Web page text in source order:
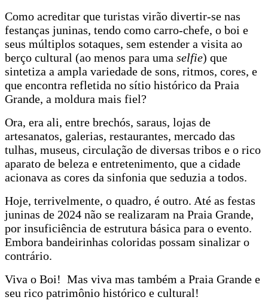
Como acreditar que turistas virão divertir-se nas
festanças juninas, tendo como carro-chefe, o boi e
seus múltiplos sotaques, sem estender a visita ao
berço cultural (ao menos para uma selfie) que
sintetiza a ampla variedade de sons, ritmos, cores, e
que encontra refletida no sítio histórico da Praia
Grande, a moldura mais fiel?
Ora, era ali, entre brechós, saraus, lojas de
artesanatos, galerias, restaurantes, mercado das
tulhas, museus, circulação de diversas tribos e o rico
aparato de beleza e entretenimento, que a cidade
acionava as cores da sinfonia que seduzia a todos.
Hoje, terrivelmente, o quadro, é outro. Até as festas
juninas de 2024 não se realizaram na Praia Grande,
por insuficiência de estrutura básica para o evento.
Embora bandeirinhas coloridas possam sinalizar o
contrário.
Viva o Boi! Mas viva mas também a Praia Grande e
seu rico patrimônio histórico e cultural!